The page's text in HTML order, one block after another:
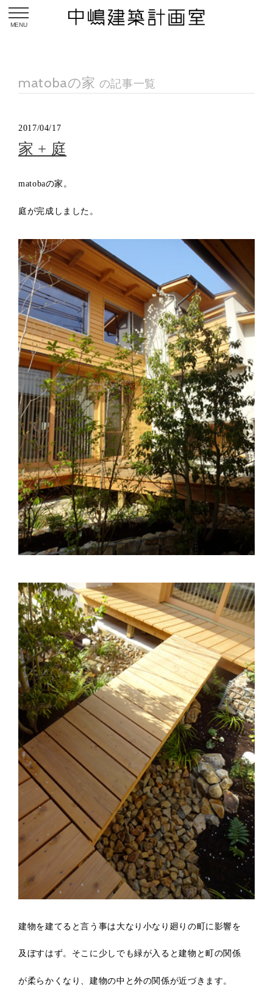
matobaの家 の記事一覧
2017/04/17
家 + 庭
matobaの家。
庭が完成しました。
建物を建てると言う事は大なり小なり廻りの町に影響を
及ぼすはず。そこに少しでも緑が入ると建物と町の関係
が柔らかくなり、建物の中と外の関係が近づきます。
toggle navigation